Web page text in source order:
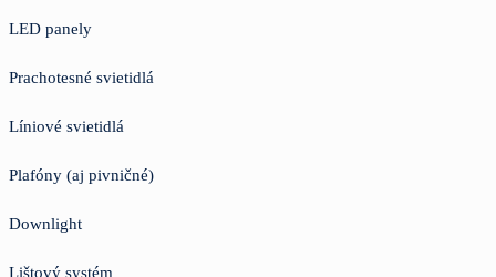
LED panely
Prachotesné svietidlá
Líniové svietidlá
Plafóny (aj pivničné)
Downlight
Lištový systém